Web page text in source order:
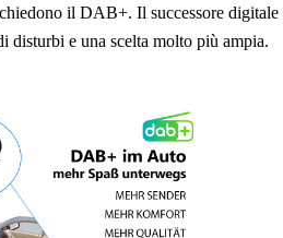
divertimento in viaggio
per ogni gusto |Suono migliore | Più
il vecchio FM. Circa il 91%* degli
una radio di serie sul proprio prossimo
il DAB+. Il successore digitale
disturbi e una scelta molto più ampia.